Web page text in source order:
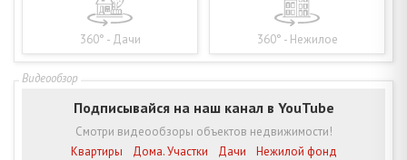
360° - Дачи 360° - Нежилое
Подписывайся на наш канал в YouTube
Смотри видеообзоры объектов недвижимости!
Квартиры
Дома. Участки Дачи Нежилой фонд